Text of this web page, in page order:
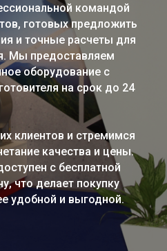
командой
готовых предложить
и точные расчеты для
Мы предоставляем
оборудование с
на срок до 24
клиентов и стремимся
качества и цены.
с бесплатной
что делает покупку
удобной и выгодной.